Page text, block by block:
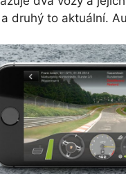
druhý to aktuální.